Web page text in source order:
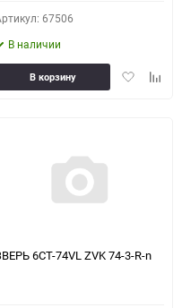
67506
В наличии
Добавить
В корзину
6СТ-74VL ZVK 74-3-R-n